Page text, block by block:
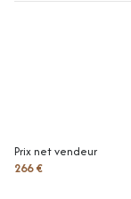
Prix net vendeur
266 €